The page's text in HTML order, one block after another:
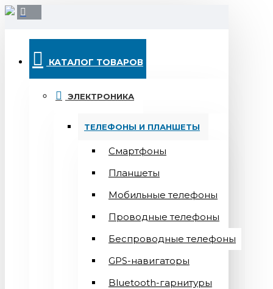
КАТАЛОГ ТОВАРОВ
ЭЛЕКТРОНИКА
ТЕЛЕФОНЫ И ПЛАНШЕТЫ
Смартфоны
Планшеты
Мобильные телефоны
Проводные телефоны
Беспроводные телефоны
GPS-навигаторы
Bluetooth-гарнитуры